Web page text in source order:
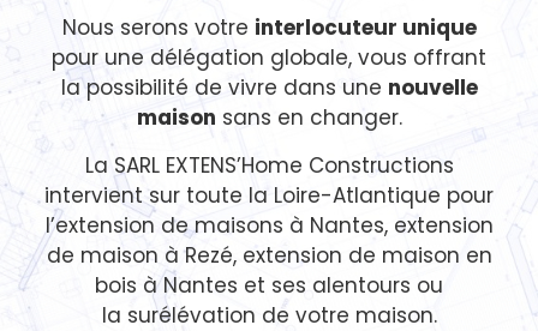
Nous serons votre interlocuteur unique
pour une délégation globale, vous offrant
la possibilité de vivre dans une nouvelle
maison sans en changer.
La SARL EXTENS’Home Constructions
intervient sur toute la Loire-Atlantique pour
l’extension de maisons à Nantes, extension
de maison à Rezé, extension de maison en
bois à Nantes et ses alentours ou
la surélévation de votre maison.